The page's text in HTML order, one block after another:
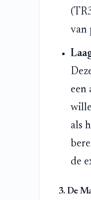
van
een
als
de
3. De